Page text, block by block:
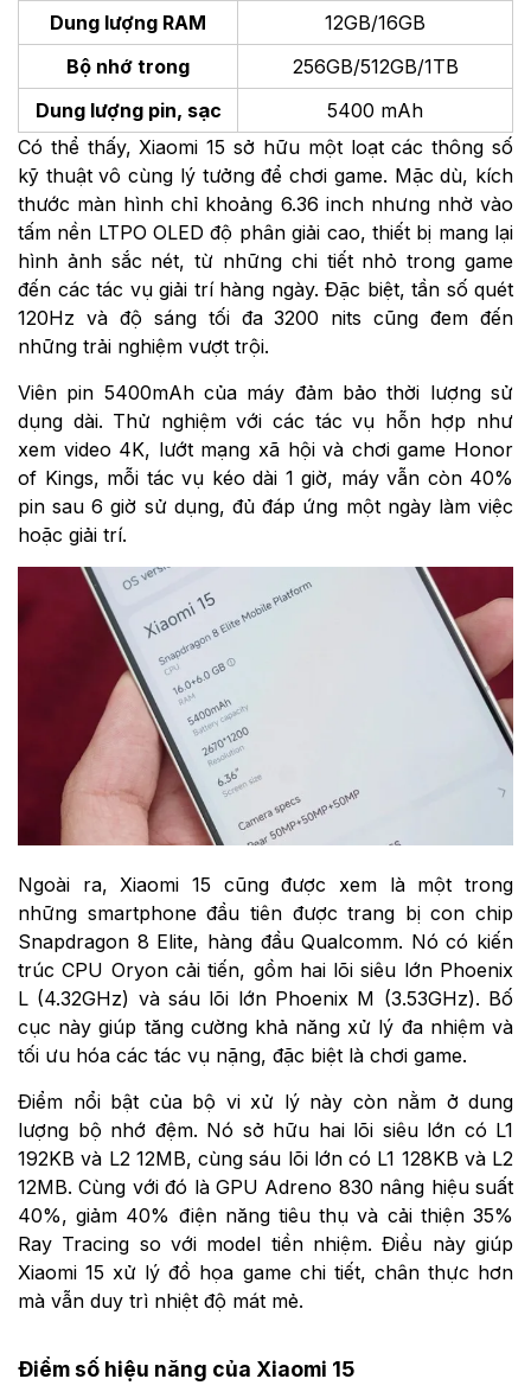
Dung lượng RAM
12GB/16GB
Bộ nhớ trong
256GB/512GB/1TB
Dung lượng pin, sạc
5400 mAh
Có thể thấy, Xiaomi 15 sở hữu một loạt các thông số
kỹ thuật vô cùng lý tưởng để chơi game. Mặc dù, kích
thước màn hình chỉ khoảng 6.36 inch nhưng nhờ vào
tấm nền LTPO OLED độ phân giải cao, thiết bị mang lại
hình ảnh sắc nét, từ những chi tiết nhỏ trong game
đến các tác vụ giải trí hàng ngày. Đặc biệt, tần số quét
120Hz và độ sáng tối đa 3200 nits cũng đem đến
những trải nghiệm vượt trội.
Viên pin 5400mAh của máy đảm bảo thời lượng sử
dụng dài. Thử nghiệm với các tác vụ hỗn hợp như
xem video 4K, lướt mạng xã hội và chơi game Honor
of Kings, mỗi tác vụ kéo dài 1 giờ, máy vẫn còn 40%
pin sau 6 giờ sử dụng, đủ đáp ứng một ngày làm việc
hoặc giải trí.
Ngoài ra, Xiaomi 15 cũng được xem là một trong
những smartphone đầu tiên được trang bị con chip
Snapdragon 8 Elite, hàng đầu Qualcomm. Nó có kiến
trúc CPU Oryon cải tiến, gồm hai lõi siêu lớn Phoenix
L (4.32GHz) và sáu lõi lớn Phoenix M (3.53GHz). Bố
cục này giúp tăng cường khả năng xử lý đa nhiệm và
tối ưu hóa các tác vụ nặng, đặc biệt là chơi game.
Điểm nổi bật của bộ vi xử lý này còn nằm ở dung
lượng bộ nhớ đệm. Nó sở hữu hai lõi siêu lớn có L1
192KB và L2 12MB, cùng sáu lõi lớn có L1 128KB và L2
12MB. Cùng với đó là GPU Adreno 830 nâng hiệu suất
40%, giảm 40% điện năng tiêu thụ và cải thiện 35%
Ray Tracing so với model tiền nhiệm. Điều này giúp
Xiaomi 15 xử lý đồ họa game chi tiết, chân thực hơn
mà vẫn duy trì nhiệt độ mát mẻ.
Điểm số hiệu năng của Xiaomi 15